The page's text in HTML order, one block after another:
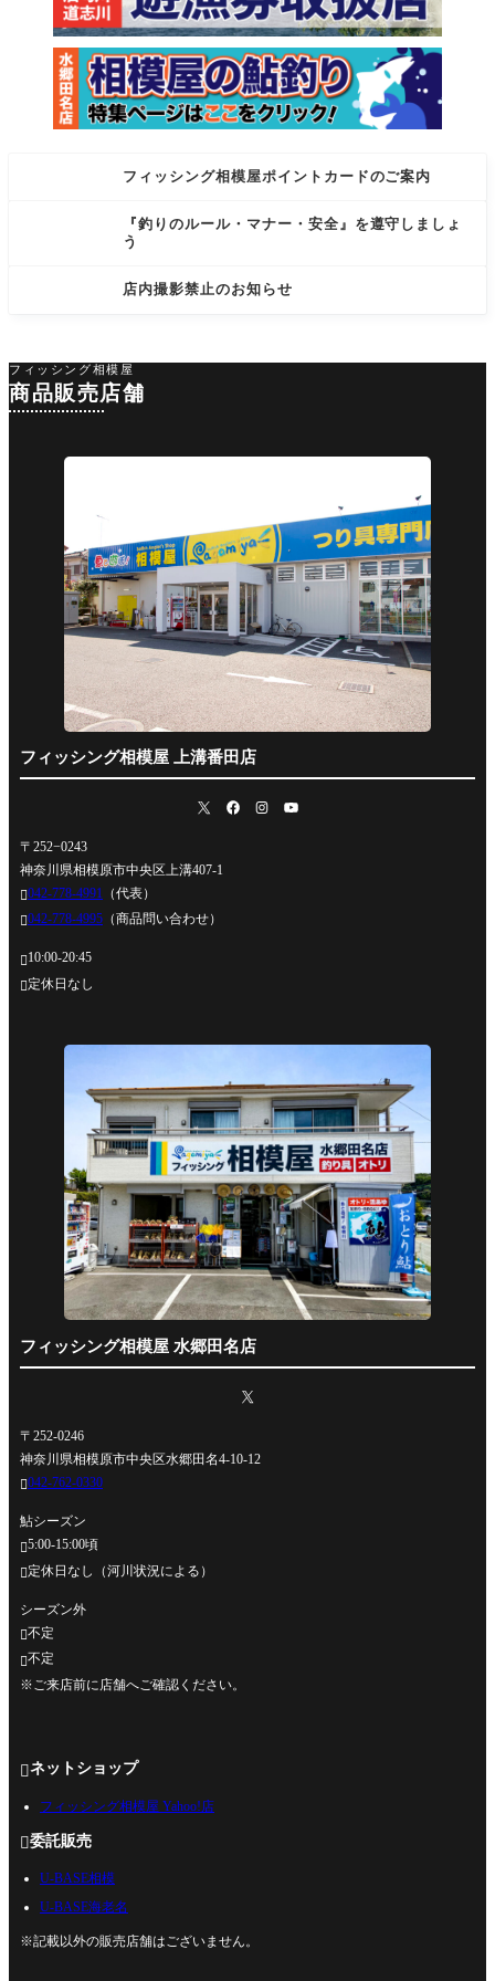
フィッシング相模屋ポイントカードのご案内
『釣りのルール・マナー・安全』を遵守しましょ
う
店内撮影禁止のお知らせ
フィッシング相模屋
商品販売店舗
フィッシング相模屋 上溝番田店
〒252−0243
神奈川県相模原市中央区上溝407-1
042-778-4991
（代表）
042-778-4995 （商品問い合わせ）
10:00-20:45
定休日なし
フィッシング相模屋 水郷田名店
〒252-0246
神奈川県相模原市中央区水郷田名4-10-12
042-762-0330
鮎シーズン
5:00-15:00頃
定休日なし（河川状況による）
シーズン外
不定
不定
※ご来店前に店舗へご確認ください。
ネットショップ
フィッシング相模屋 Yahoo!店
委託販売
U-BASE相模
U-BASE海老名
※記載以外の販売店舗はございません。